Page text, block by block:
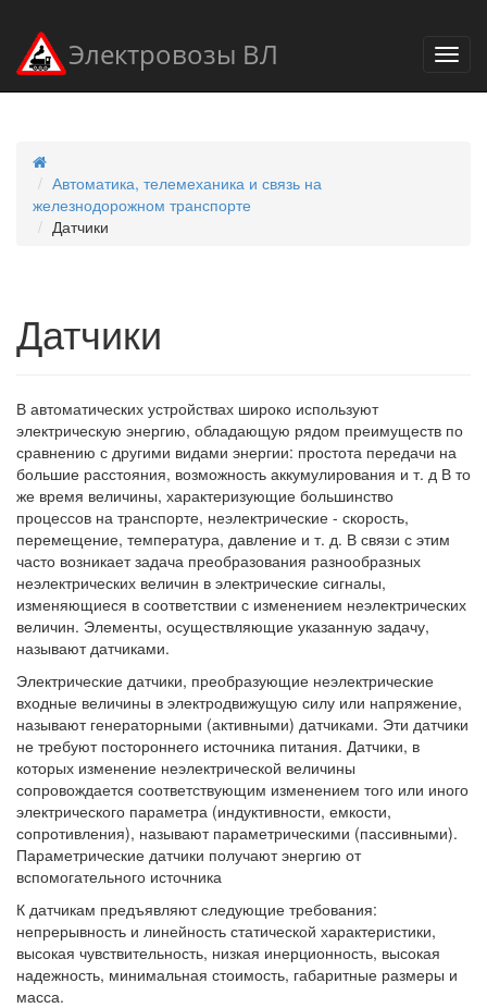
Электровозы ВЛ
Автоматика, телемеханика и связь на
железнодорожном транспорте
Датчики
Датчики
В автоматических устройствах широко используют
электрическую энергию, обладающую рядом преимуществ по
сравнению с другими видами энергии: простота передачи на
большие расстояния, возможность аккумулирования и т. д В то
же время величины, характеризующие большинство
процессов на транспорте, неэлектрические - скорость,
перемещение, температура, давление и т. д. В связи с этим
часто возникает задача преобразования разнообразных
неэлектрических величин в электрические сигналы,
изменяющиеся в соответствии с изменением неэлектрических
величин. Элементы, осуществляющие указанную задачу,
называют датчиками.
Электрические датчики, преобразующие неэлектрические
входные величины в электродвижущую силу или напряжение,
называют генераторными (активными) датчиками. Эти датчики
не требуют постороннего источника питания. Датчики, в
которых изменение неэлектрической величины
сопровождается соответствующим изменением того или иного
электрического параметра (индуктивности, емкости,
сопротивления), называют параметрическими (пассивными).
Параметрические датчики получают энергию от
вспомогательного источника
К датчикам предъявляют следующие требования:
непрерывность и линейность статической характеристики,
высокая чувствительность, низкая инерционность, высокая
надежность, минимальная стоимость, габаритные размеры и
масса.